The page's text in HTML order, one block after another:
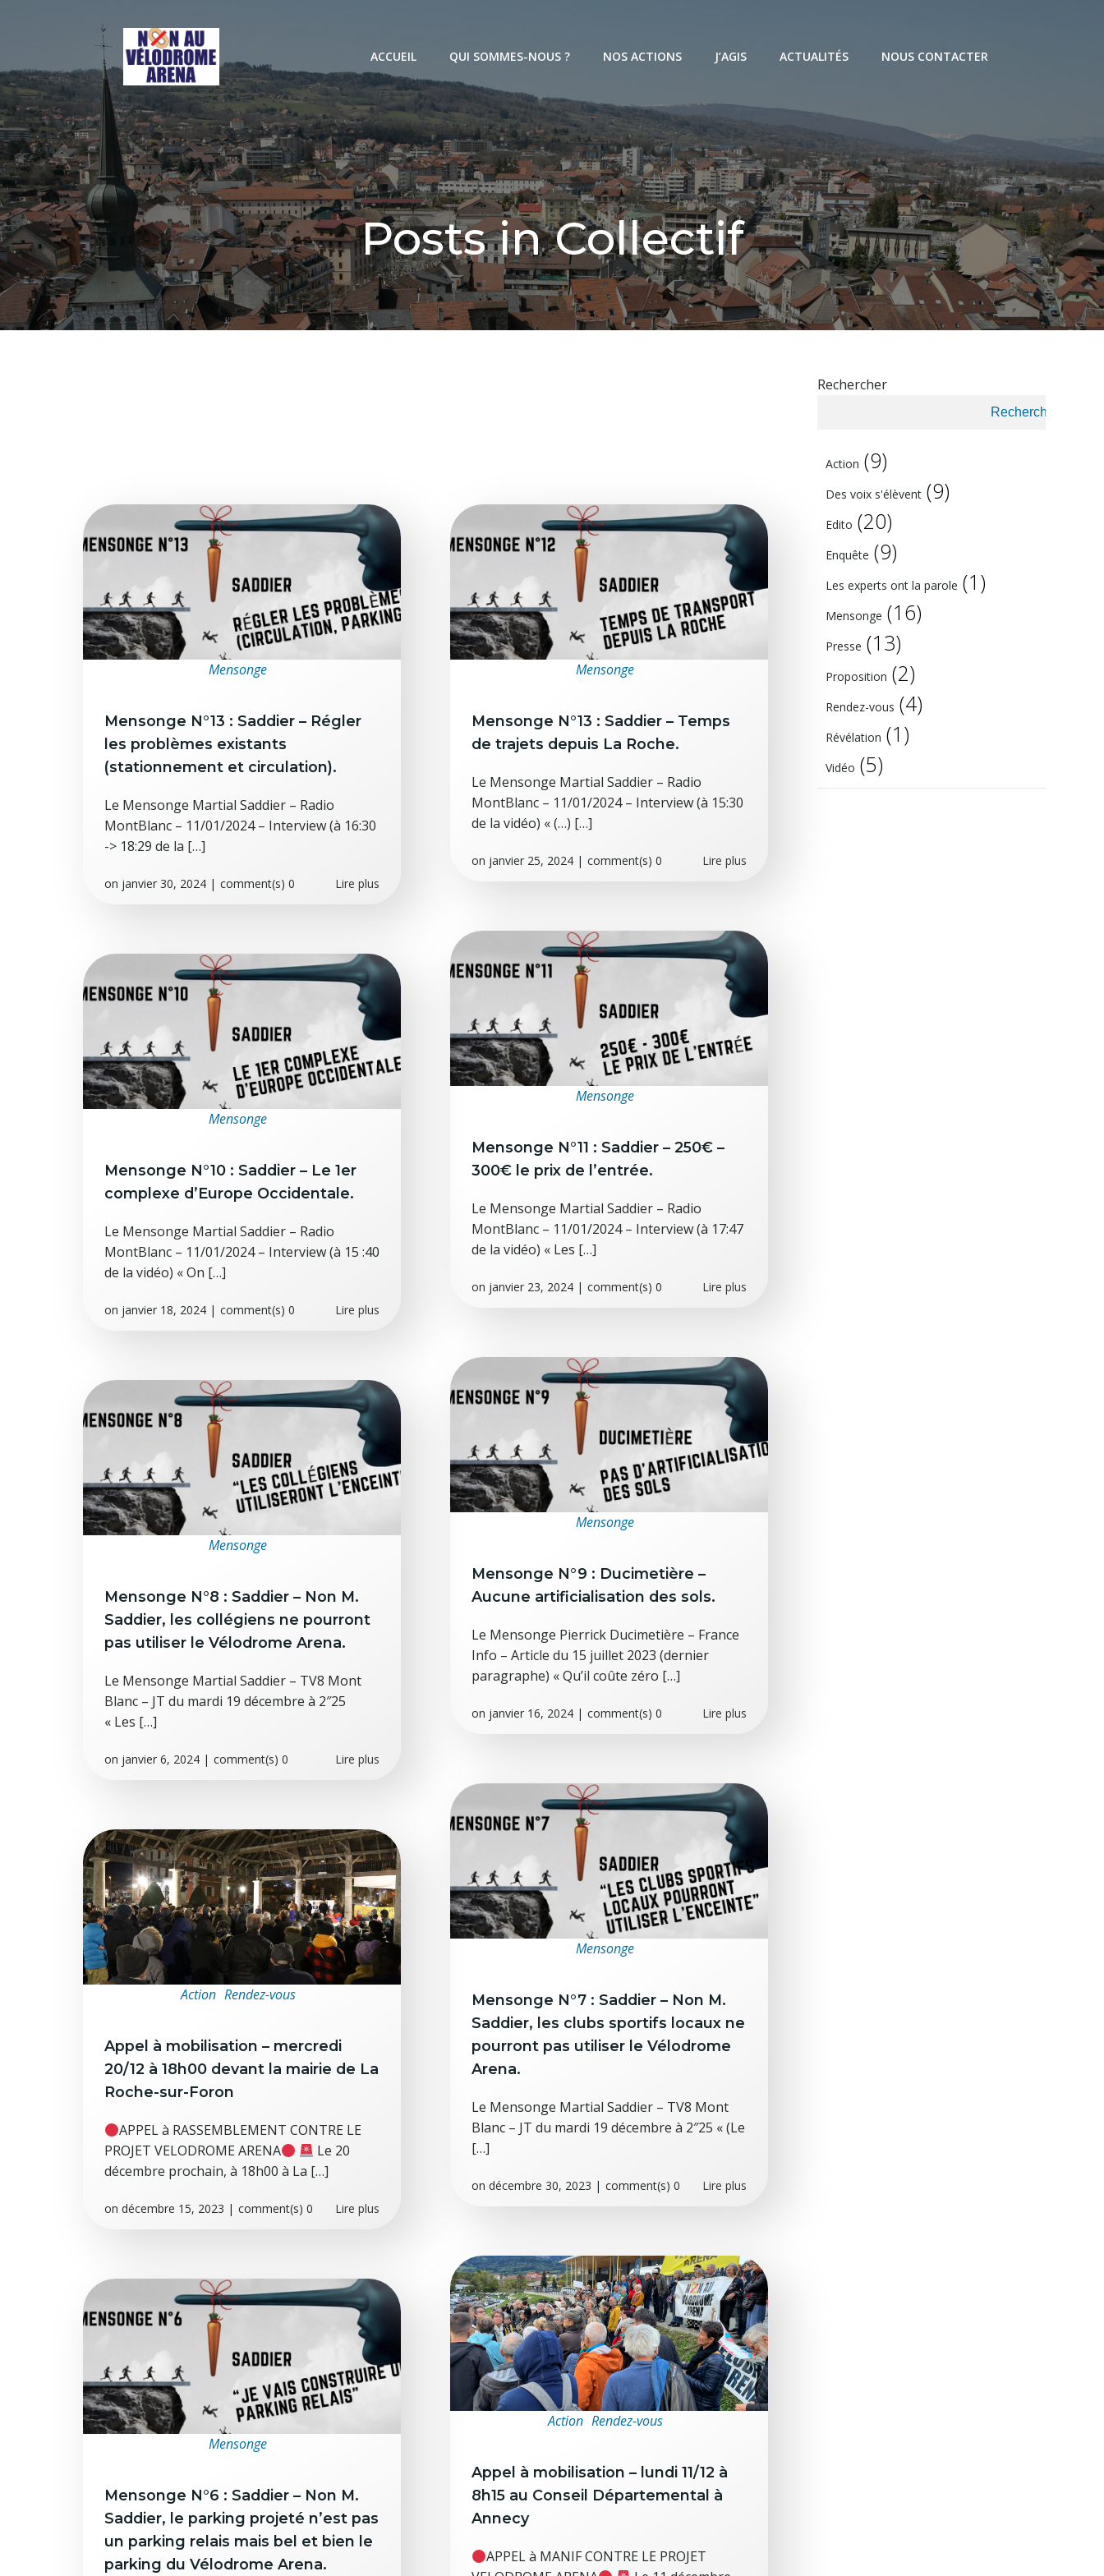
ACCUEIL QUI SOMMES-NOUS ? NOS ACTIONS J’AGIS ACTUALITÉS NOUS CONTACTER
Posts in Collectif
Mensonge
Mensonge N°13 : Saddier – Régler
les problèmes existants
(stationnement et circulation).
Le Mensonge Martial Saddier – Radio
MontBlanc – 11/01/2024 – Interview (à 16:30
-> 18:29 de la […]
on janvier 30, 2024 | comment(s) 0 Lire plus
Mensonge
Mensonge N°13 : Saddier – Temps
de trajets depuis La Roche.
Le Mensonge Martial Saddier – Radio
MontBlanc – 11/01/2024 – Interview (à 15:30
de la vidéo) « (…) […]
on janvier 25, 2024 | comment(s) 0 Lire plus
Mensonge
Mensonge N°11 : Saddier – 250€ –
300€ le prix de l’entrée.
Le Mensonge Martial Saddier – Radio
MontBlanc – 11/01/2024 – Interview (à 17:47
de la vidéo) « Les […]
on janvier 23, 2024 | comment(s) 0 Lire plus
Mensonge
Mensonge N°10 : Saddier – Le 1er
complexe d’Europe Occidentale.
Le Mensonge Martial Saddier – Radio
MontBlanc – 11/01/2024 – Interview (à 15 :40
de la vidéo) « On […]
on janvier 18, 2024 | comment(s) 0 Lire plus
Mensonge
Mensonge N°9 : Ducimetière –
Aucune artificialisation des sols.
Le Mensonge Pierrick Ducimetière – France
Info – Article du 15 juillet 2023 (dernier
paragraphe) « Qu’il coûte zéro […]
on janvier 16, 2024 | comment(s) 0 Lire plus
Mensonge
Mensonge N°8 : Saddier – Non M.
Saddier, les collégiens ne pourront
pas utiliser le Vélodrome Arena.
Le Mensonge Martial Saddier – TV8 Mont
Blanc – JT du mardi 19 décembre à 2″25
« Les […]
on janvier 6, 2024 | comment(s) 0 Lire plus
Mensonge
Mensonge N°7 : Saddier – Non M.
Saddier, les clubs sportifs locaux ne
pourront pas utiliser le Vélodrome
Arena.
Le Mensonge Martial Saddier – TV8 Mont
Blanc – JT du mardi 19 décembre à 2″25 « (Le
[…]
on décembre 30, 2023 | comment(s) 0 Lire plus
Action Rendez-vous
Appel à mobilisation – mercredi
20/12 à 18h00 devant la mairie de La
Roche-sur-Foron
APPEL à RASSEMBLEMENT CONTRE LE
PROJET VELODROME ARENA
Le 20
décembre prochain, à 18h00 à La […]
on décembre 15, 2023 | comment(s) 0 Lire plus
Action Rendez-vous
Appel à mobilisation – lundi 11/12 à
8h15 au Conseil Départemental à
Annecy
APPEL à MANIF CONTRE LE PROJET
Mensonge
Mensonge N°6 : Saddier – Non M.
Saddier, le parking projeté n’est pas
un parking relais mais bel et bien le
parking du Vélodrome Arena.
Rechercher
Rechercher
Action (9)
Des voix s'élèvent (9)
Edito (20)
Enquête (9)
Les experts ont la parole (1)
Mensonge (16)
Presse (13)
Proposition (2)
Rendez-vous (4)
Révélation (1)
Vidéo (5)